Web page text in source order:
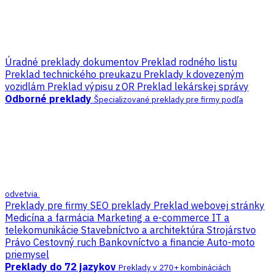
Úradné preklady dokumentov Preklad rodného listu
Preklad technického preukazu Preklady k dovezeným
vozidlám Preklad výpisu z OR Preklad lekárskej správy
Odborné preklady Špecializované preklady pre firmy podľa
odvetvia
Preklady pre firmy SEO preklady Preklad webovej stránky
Medicína a farmácia Marketing a e-commerce IT a
telekomunikácie Stavebníctvo a architektúra Strojárstvo
Právo Cestovný ruch Bankovníctvo a financie Auto-moto
priemysel
Preklady do 72 jazykov Preklady v 270+ kombináciách